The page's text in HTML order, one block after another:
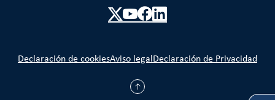
Declaración de cookiesAviso legal Declaración de Privacidad